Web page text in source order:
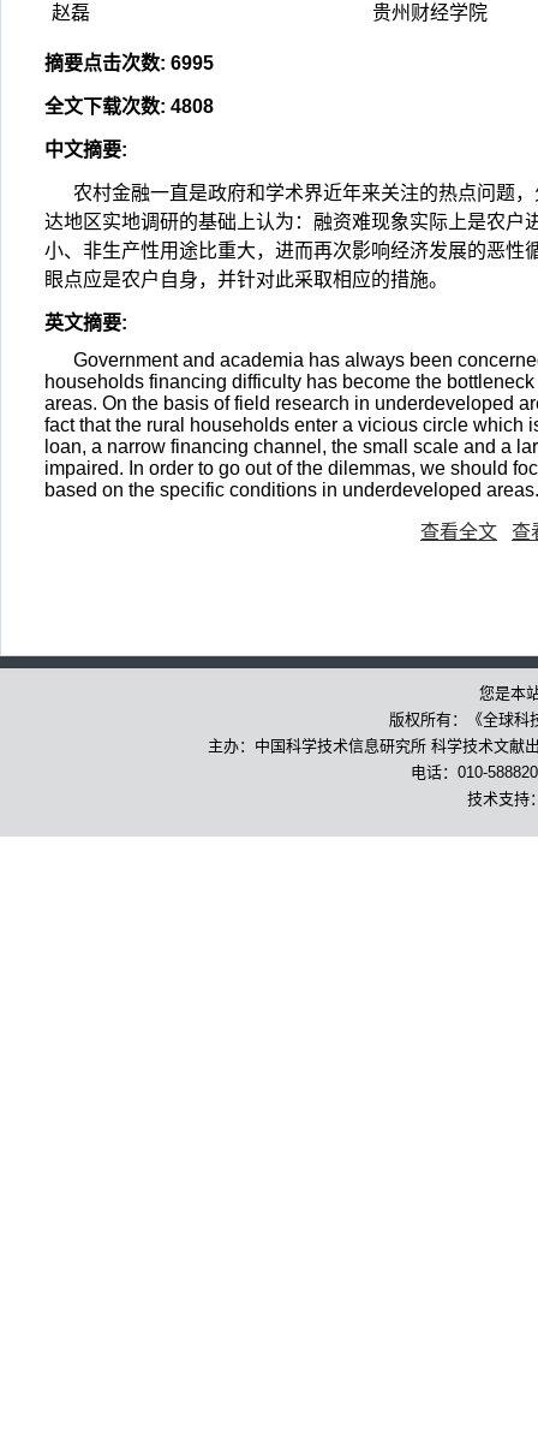
赵磊
贵州财经学院
摘要点击次数: 6995
全文下载次数: 4808
中文摘要:
农村金融一直是政府和学术界近年来关注的热点问题
达地区实地调研的基础上认为：融资难现象实际上是农
小、非生产性用途比重大，进而再次影响经济发展的恶
眼点应是农户自身，并针对此采取相应的措施。
英文摘要:
Government and academia has always been
households financing difficulty has become the
areas. On the basis of field research in underdeveloped
fact that the rural households enter a vicious circle
loan, a narrow financing channel, the small scale and a
impaired. In order to go out of the dilemmas, we should
based on the specific conditions in underdeveloped
查看全文 查
您是本
版权所有：《全球科
主办：中国科学技术信息研究所 科学技术文献
电话：010-
技术支持